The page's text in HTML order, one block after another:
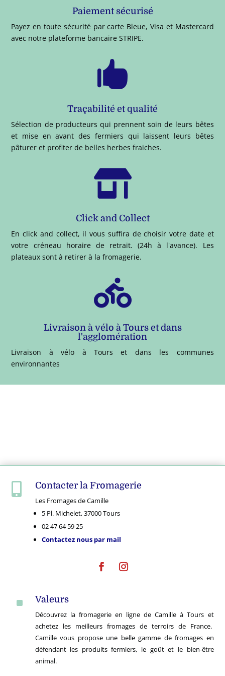
Paiement sécurisé
Payez en toute sécurité par carte Bleue, Visa et Mastercard
avec notre plateforme bancaire STRIPE.

Traçabilité et qualité
Sélection de producteurs qui prennent soin de leurs bêtes
et mise en avant des fermiers qui laissent leurs bêtes
pâturer et profiter de belles herbes fraiches.

Click and Collect
En click and collect, il vous suffira de choisir votre date et
votre créneau horaire de retrait. (24h à l'avance). Les
plateaux sont à retirer à la fromagerie.

Livraison à vélo à Tours et dans
l'agglomération
Livraison à vélo à Tours et dans les communes
environnantes
 Contacter la Fromagerie
Les Fromages de Camille
5 Pl. Michelet, 37000 Tours
02 47 64 59 25
Contactez nous par mail
^ Valeurs
Découvrez la fromagerie en ligne de Camille à Tours et
achetez les meilleurs fromages de terroirs de France.
Camille vous propose une belle gamme de fromages en
défendant les produits fermiers, le goût et le bien-être
animal.